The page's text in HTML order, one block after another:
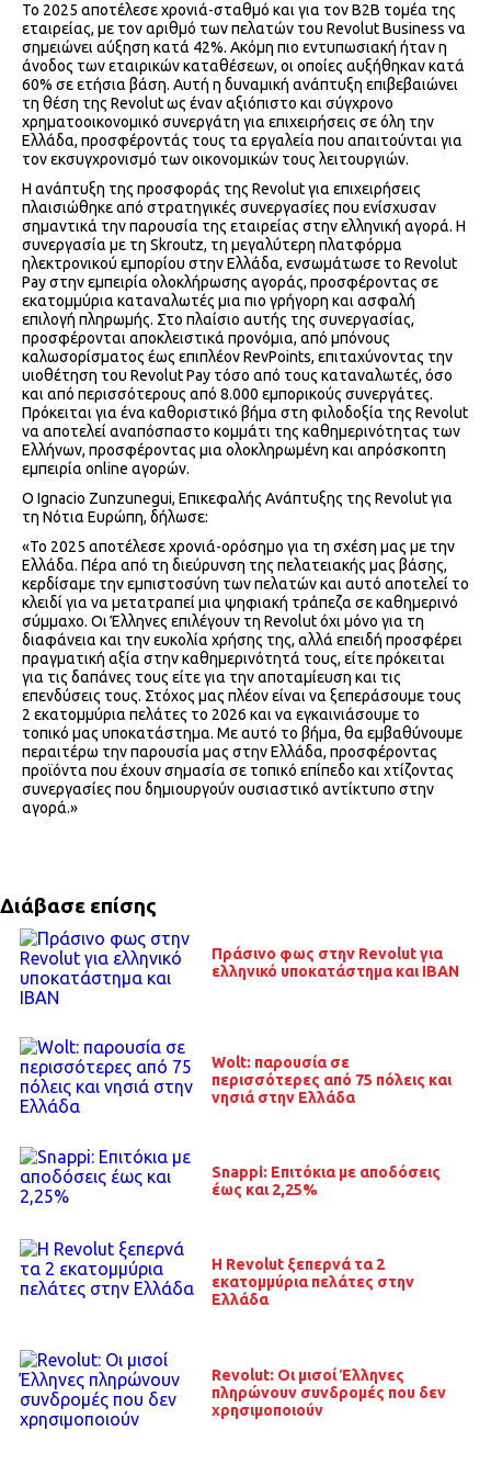
Το 2025 αποτέλεσε χρονιά-σταθμό και για τον B2B τομέα της
εταιρείας, με τον αριθμό των πελατών του Revolut Business να
σημειώνει αύξηση κατά 42%. Ακόμη πιο εντυπωσιακή ήταν η
άνοδος των εταιρικών καταθέσεων, οι οποίες αυξήθηκαν κατά
60% σε ετήσια βάση. Αυτή η δυναμική ανάπτυξη επιβεβαιώνει
τη θέση της Revolut ως έναν αξιόπιστο και σύγχρονο
χρηματοοικονομικό συνεργάτη για επιχειρήσεις σε όλη την
Ελλάδα, προσφέροντάς τους τα εργαλεία που απαιτούνται για
τον εκσυγχρονισμό των οικονομικών τους λειτουργιών.
Η ανάπτυξη της προσφοράς της Revolut για επιχειρήσεις
πλαισιώθηκε από στρατηγικές συνεργασίες που ενίσχυσαν
σημαντικά την παρουσία της εταιρείας στην ελληνική αγορά. Η
συνεργασία με τη Skroutz, τη μεγαλύτερη πλατφόρμα
ηλεκτρονικού εμπορίου στην Ελλάδα, ενσωμάτωσε το Revolut
Pay στην εμπειρία ολοκλήρωσης αγοράς, προσφέροντας σε
εκατομμύρια καταναλωτές μια πιο γρήγορη και ασφαλή
επιλογή πληρωμής. Στο πλαίσιο αυτής της συνεργασίας,
προσφέρονται αποκλειστικά προνόμια, από μπόνους
καλωσορίσματος έως επιπλέον RevPoints, επιταχύνοντας την
υιοθέτηση του Revolut Pay τόσο από τους καταναλωτές, όσο
και από περισσότερους από 8.000 εμπορικούς συνεργάτες.
Πρόκειται για ένα καθοριστικό βήμα στη φιλοδοξία της Revolut
να αποτελεί αναπόσπαστο κομμάτι της καθημερινότητας των
Ελλήνων, προσφέροντας μια ολοκληρωμένη και απρόσκοπτη
εμπειρία online αγορών.
Ο Ignacio Zunzunegui, Επικεφαλής Ανάπτυξης της Revolut για
τη Νότια Ευρώπη, δήλωσε:
«Το 2025 αποτέλεσε χρονιά-ορόσημο για τη σχέση μας με την
Ελλάδα. Πέρα από τη διεύρυνση της πελατειακής μας βάσης,
κερδίσαμε την εμπιστοσύνη των πελατών και αυτό αποτελεί το
κλειδί για να μετατραπεί μια ψηφιακή τράπεζα σε καθημερινό
σύμμαχο. Οι Έλληνες επιλέγουν τη Revolut όχι μόνο για τη
διαφάνεια και την ευκολία χρήσης της, αλλά επειδή προσφέρει
πραγματική αξία στην καθημερινότητά τους, είτε πρόκειται
για τις δαπάνες τους είτε για την αποταμίευση και τις
επενδύσεις τους. Στόχος μας πλέον είναι να ξεπεράσουμε τους
2 εκατομμύρια πελάτες το 2026 και να εγκαινιάσουμε το
τοπικό μας υποκατάστημα. Με αυτό το βήμα, θα εμβαθύνουμε
περαιτέρω την παρουσία μας στην Ελλάδα, προσφέροντας
προϊόντα που έχουν σημασία σε τοπικό επίπεδο και χτίζοντας
συνεργασίες που δημιουργούν ουσιαστικό αντίκτυπο στην
αγορά.»
Διάβασε επίσης
Πράσινο φως στην Revolut για
ελληνικό υποκατάστημα και IBAN
Wolt: παρουσία σε
περισσότερες από 75 πόλεις και
νησιά στην Ελλάδα
Snappi: Επιτόκια με αποδόσεις
έως και 2,25%
Η Revolut ξεπερνά τα 2
εκατομμύρια πελάτες στην
Ελλάδα
Revolut: Οι μισοί Έλληνες
πληρώνουν συνδρομές που δεν
χρησιμοποιούν